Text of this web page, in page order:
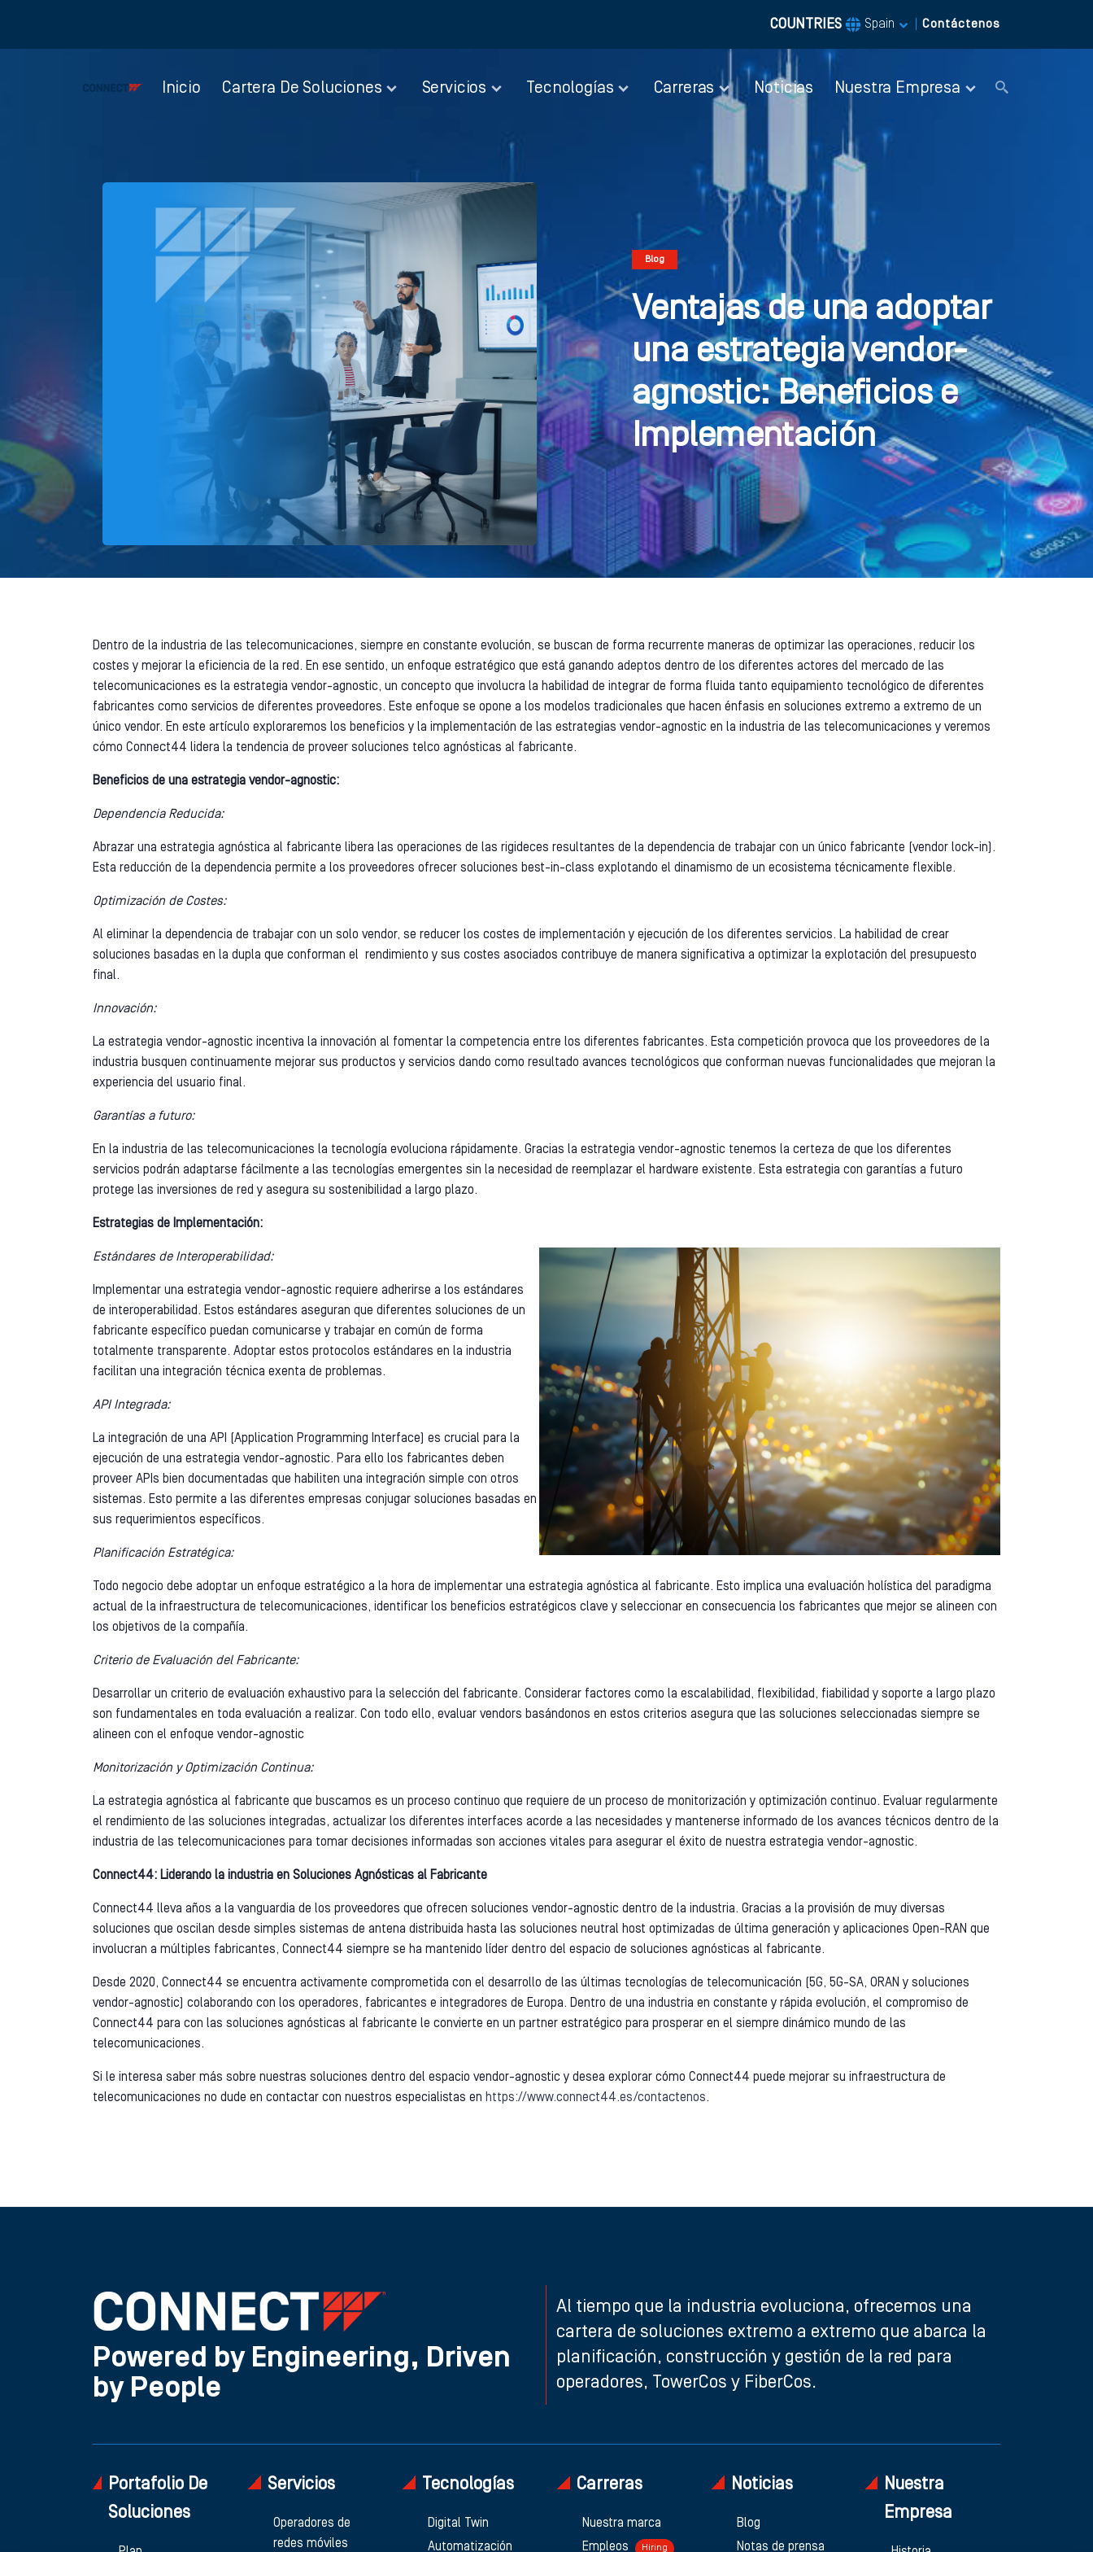
COUNTRIES Spain Contáctenos
Inicio Cartera De Soluciones Servicios Tecnologías Carreras Noticias Nuestra Empresa
Blog
Ventajas de una adoptar
una estrategia vendor-
agnostic: Beneficios e
Implementación
Dentro de la industria de las telecomunicaciones, siempre en constante evolución, se buscan de forma recurrente maneras de optimizar las operaciones, reducir los
costes y mejorar la eficiencia de la red. En ese sentido, un enfoque estratégico que está ganando adeptos dentro de los diferentes actores del mercado de las
telecomunicaciones es la estrategia vendor-agnostic, un concepto que involucra la habilidad de integrar de forma fluida tanto equipamiento tecnológico de diferentes
fabricantes como servicios de diferentes proveedores. Este enfoque se opone a los modelos tradicionales que hacen énfasis en soluciones extremo a extremo de un
único vendor. En este artículo exploraremos los beneficios y la implementación de las estrategias vendor-agnostic en la industria de las telecomunicaciones y veremos
cómo Connect44 lidera la tendencia de proveer soluciones telco agnósticas al fabricante.
Beneficios de una estrategia vendor-agnostic:
Dependencia Reducida:
Abrazar una estrategia agnóstica al fabricante libera las operaciones de las rigideces resultantes de la dependencia de trabajar con un único fabricante (vendor lock-in).
Esta reducción de la dependencia permite a los proveedores ofrecer soluciones best-in-class explotando el dinamismo de un ecosistema técnicamente flexible.
Optimización de Costes:
Al eliminar la dependencia de trabajar con un solo vendor, se reducer los costes de implementación y ejecución de los diferentes servicios. La habilidad de crear
soluciones basadas en la dupla que conforman el rendimiento y sus costes asociados contribuye de manera significativa a optimizar la explotación del presupuesto
final.
Innovación:
La estrategia vendor-agnostic incentiva la innovación al fomentar la competencia entre los diferentes fabricantes. Esta competición provoca que los proveedores de la
industria busquen continuamente mejorar sus productos y servicios dando como resultado avances tecnológicos que conforman nuevas funcionalidades que mejoran la
experiencia del usuario final.
Garantías a futuro:
En la industria de las telecomunicaciones la tecnología evoluciona rápidamente. Gracias la estrategia vendor-agnostic tenemos la certeza de que los diferentes
servicios podrán adaptarse fácilmente a las tecnologías emergentes sin la necesidad de reemplazar el hardware existente. Esta estrategia con garantías a futuro
protege las inversiones de red y asegura su sostenibilidad a largo plazo.
Estrategias de Implementación:
Estándares de Interoperabilidad:
Implementar una estrategia vendor-agnostic requiere adherirse a los estándares
de interoperabilidad. Estos estándares aseguran que diferentes soluciones de un
fabricante específico puedan comunicarse y trabajar en común de forma
totalmente transparente. Adoptar estos protocolos estándares en la industria
facilitan una integración técnica exenta de problemas.
API Integrada:
La integración de una API (Application Programming Interface) es crucial para la
ejecución de una estrategia vendor-agnostic. Para ello los fabricantes deben
proveer APIs bien documentadas que habiliten una integración simple con otros
sistemas. Esto permite a las diferentes empresas conjugar soluciones basadas en
sus requerimientos específicos.
Planificación Estratégica:
Todo negocio debe adoptar un enfoque estratégico a la hora de implementar una estrategia agnóstica al fabricante. Esto implica una evaluación holística del paradigma
actual de la infraestructura de telecomunicaciones, identificar los beneficios estratégicos clave y seleccionar en consecuencia los fabricantes que mejor se alineen con
los objetivos de la compañía.
Criterio de Evaluación del Fabricante:
Desarrollar un criterio de evaluación exhaustivo para la selección del fabricante. Considerar factores como la escalabilidad, flexibilidad, fiabilidad y soporte a largo plazo
son fundamentales en toda evaluación a realizar. Con todo ello, evaluar vendors basándonos en estos criterios asegura que las soluciones seleccionadas siempre se
alineen con el enfoque vendor-agnostic
Monitorización y Optimización Continua:
La estrategia agnóstica al fabricante que buscamos es un proceso continuo que requiere de un proceso de monitorización y optimización continuo. Evaluar regularmente
el rendimiento de las soluciones integradas, actualizar los diferentes interfaces acorde a las necesidades y mantenerse informado de los avances técnicos dentro de la
industria de las telecomunicaciones para tomar decisiones informadas son acciones vitales para asegurar el éxito de nuestra estrategia vendor-agnostic.
Connect44: Liderando la industria en Soluciones Agnósticas al Fabricante
Connect44 lleva años a la vanguardia de los proveedores que ofrecen soluciones vendor-agnostic dentro de la industria. Gracias a la provisión de muy diversas
soluciones que oscilan desde simples sistemas de antena distribuida hasta las soluciones neutral host optimizadas de última generación y aplicaciones Open-RAN que
involucran a múltiples fabricantes, Connect44 siempre se ha mantenido líder dentro del espacio de soluciones agnósticas al fabricante.
Desde 2020, Connect44 se encuentra activamente comprometida con el desarrollo de las últimas tecnologías de telecomunicación (5G, 5G-SA, ORAN y soluciones
vendor-agnostic) colaborando con los operadores, fabricantes e integradores de Europa. Dentro de una industria en constante y rápida evolución, el compromiso de
Connect44 para con las soluciones agnósticas al fabricante le convierte en un partner estratégico para prosperar en el siempre dinámico mundo de las
telecomunicaciones.
Si le interesa saber más sobre nuestras soluciones dentro del espacio vendor-agnostic y desea explorar cómo Connect44 puede mejorar su infraestructura de
telecomunicaciones no dude en contactar con nuestros especialistas en https://www.connect44.es/contactenos.
Powered by Engineering, Driven
by People
Al tiempo que la industria evoluciona, ofrecemos una
cartera de soluciones extremo a extremo que abarca la
planificación, construcción y gestión de la red para
operadores, TowerCos y FiberCos.
Portafolio De
Soluciones
Servicios
Operadores de
redes móviles
Tecnologías
Digital Twin
Automatización
Carreras
Nuestra marca
Empleos Hiring
Noticias
Blog
Notas de prensa
Nuestra
Empresa